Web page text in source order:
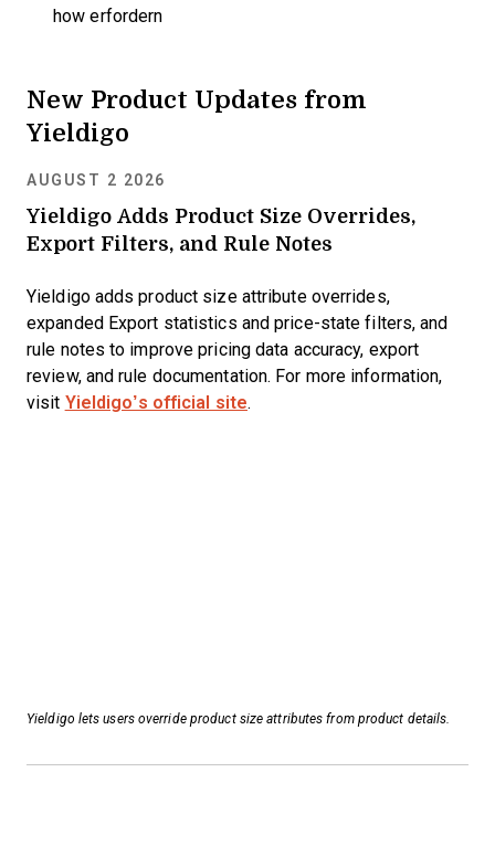
how erfordern
New Product Updates from
Yieldigo
Yieldigo lets users override product size attributes from product details.
AUGUST 2 2026
Yieldigo Adds Product Size Overrides,
Export Filters, and Rule Notes
Yieldigo adds product size attribute overrides,
expanded Export statistics and price-state filters, and
rule notes to improve pricing data accuracy, export
review, and rule documentation. For more information,
visit Yieldigo’s official site.